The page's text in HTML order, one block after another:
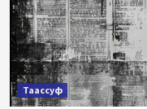
Таассуф